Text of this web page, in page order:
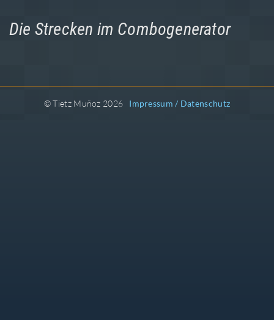
Die Strecken im Combogenerator
© Tietz Muñoz 2026 Impressum / Datenschutz